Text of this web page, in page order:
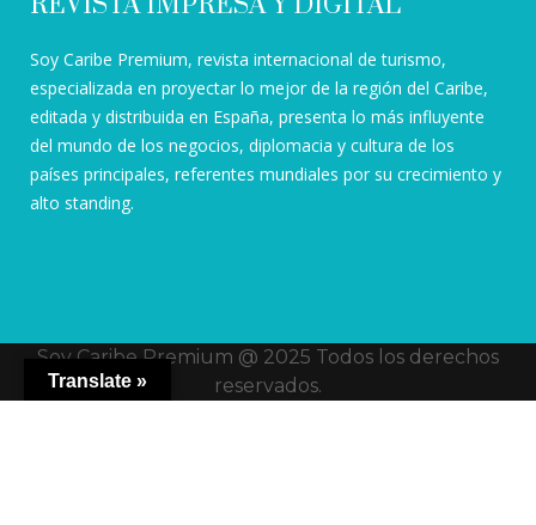
Soy Caribe Premium, revista internacional de turismo,
especializada en proyectar lo mejor de la región del Caribe,
editada y distribuida en España, presenta lo más influyente
del mundo de los negocios, diplomacia y cultura de los
países principales, referentes mundiales por su crecimiento y
alto standing.
Soy Caribe Premium @ 2025 Todos los derechos
reservados.
Translate »